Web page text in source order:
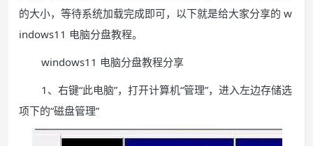
的大小，等待系统加载完成即可，以下就是给大家分享的 w
indows11 电脑分盘教程。
windows11 电脑分盘教程分享
1、右键“此电脑”，打开计算机“管理”，进入左边存储选
项下的“磁盘管理”